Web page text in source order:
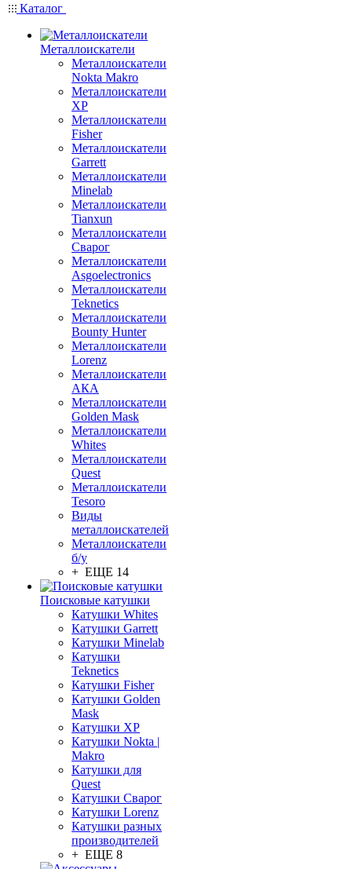
Каталог
Металлоискатели
Металлоискатели
Nokta Makro
Металлоискатели
XP
Металлоискатели
Fisher
Металлоискатели
Garrett
Металлоискатели
Minelab
Металлоискатели
Tianxun
Металлоискатели
Сварог
Металлоискатели
Asgoelectronics
Металлоискатели
Teknetics
Металлоискатели
Bounty Hunter
Металлоискатели
Lorenz
Металлоискатели
АКА
Металлоискатели
Golden Mask
Металлоискатели
Whites
Металлоискатели
Quest
Металлоискатели
Tesoro
Виды
металлоискателей
Металлоискатели
б/у
+ ЕЩЕ 14
Поисковые катушки
Катушки Whites
Катушки Garrett
Катушки Minelab
Катушки
Teknetics
Катушки Fisher
Катушки Golden
Mask
Катушки XP
Катушки Nokta |
Makro
Катушки для
Quest
Катушки Сварог
Катушки Lorenz
Катушки разных
производителей
+ ЕЩЕ 8